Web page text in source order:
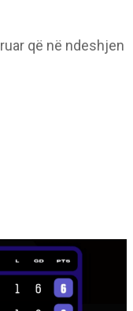
që në ndeshjen